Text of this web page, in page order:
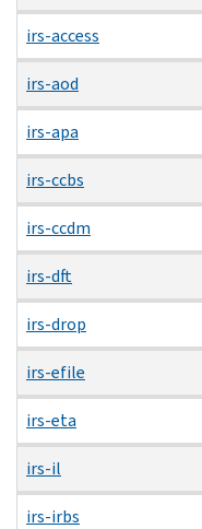
irs-access
irs-aod
irs-apa
irs-ccbs
irs-ccdm
irs-dft
irs-drop
irs-efile
irs-eta
irs-il
irs-irbs